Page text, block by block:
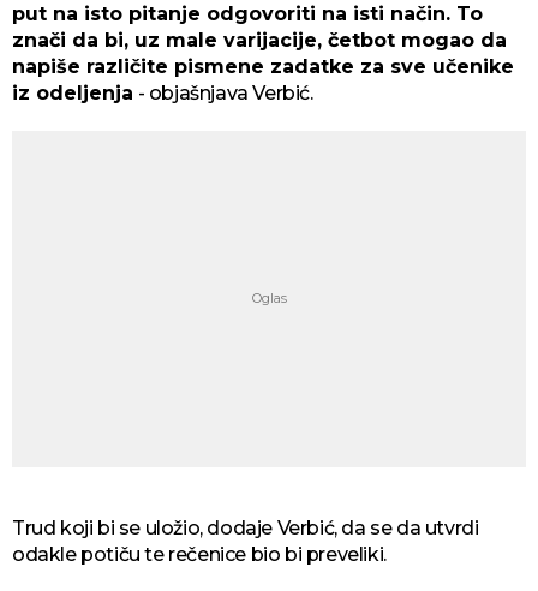
put na isto pitanje odgovoriti na isti način. To
znači da bi, uz male varijacije, četbot mogao da
napiše različite pismene zadatke za sve učenike
iz odeljenja - objašnjava Verbić.
Trud koji bi se uložio, dodaje Verbić, da se da utvrdi
odakle potiču te rečenice bio bi preveliki.